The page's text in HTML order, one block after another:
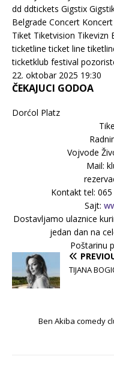
22. oktobar 2025 19:30
ČEKAJUCI GODOA
Dorćol Platz
Vojvode
Mail:
Kontakt tel:
Sajt:
Dostavljamo ulaznice
jedan dan na
Poštarinu
TIJANA
Ben Akiba comedy